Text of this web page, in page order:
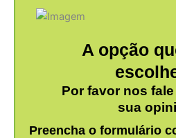
A opção
Por favor nos
sua
Preencha o formulário